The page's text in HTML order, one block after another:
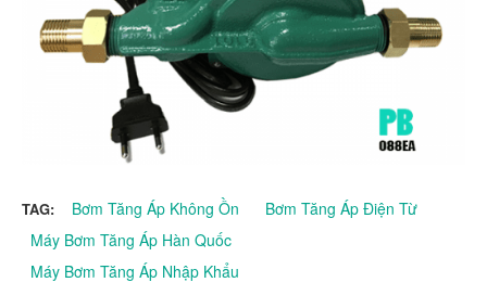
TAG: Bơm Tăng Áp Không Ồn
Bơm Tăng Áp Điện Từ
Máy Bơm Tăng Áp Hàn Quốc
Máy Bơm Tăng Áp Nhập Khẩu